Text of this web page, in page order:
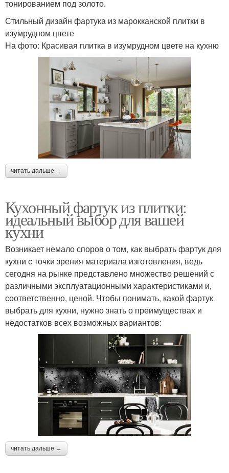
тонированием под золото.
Стильный дизайн фартука из марокканской плитки в
изумрудном цвете
На фото: Красивая плитка в изумрудном цвете на кухню
читать дальше →
Кухонный фартук из плитки:
идеальный выбор для вашей
кухни
Возникает немало споров о том, как выбрать фартук для
кухни с точки зрения материала изготовления, ведь
сегодня на рынке представлено множество решений с
различными эксплуатационными характеристиками и,
соответственно, ценой. Чтобы понимать, какой фартук
выбрать для кухни, нужно знать о преимуществах и
недостатков всех возможных вариантов:
читать дальше →